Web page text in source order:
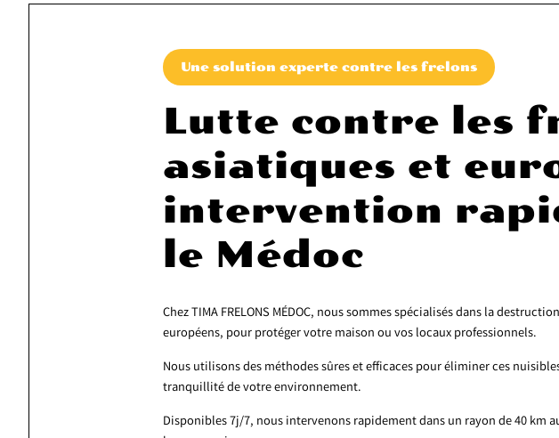
Une solution experte contre les frelons
Lutte contre les
asiatiques et
intervention
le Médoc
Chez TIMA FRELONS MÉDOC, nous sommes spécialisés dans la
européens, pour protéger votre maison ou vos locaux professionnels.
Nous utilisons des méthodes sûres et efficaces pour éliminer ces
tranquillité de votre environnement.
Disponibles 7j/7, nous intervenons rapidement dans un rayon de 40 km